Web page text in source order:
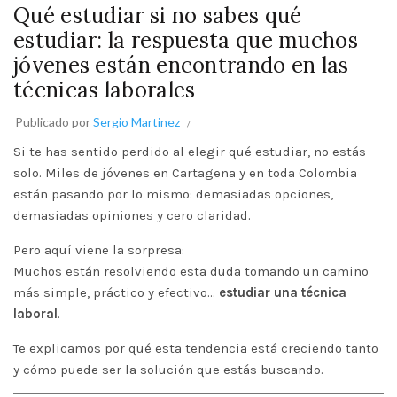
Qué estudiar si no sabes qué
estudiar: la respuesta que muchos
jóvenes están encontrando en las
técnicas laborales
Publicado porSergio Martinez
Si te has sentido perdido al elegir qué estudiar, no estás
solo. Miles de jóvenes en Cartagena y en toda Colombia
están pasando por lo mismo: demasiadas opciones,
demasiadas opiniones y cero claridad.
Pero aquí viene la sorpresa:
Muchos están resolviendo esta duda tomando un camino
más simple, práctico y efectivo… estudiar una técnica
laboral.
Te explicamos por qué esta tendencia está creciendo tanto
y cómo puede ser la solución que estás buscando.